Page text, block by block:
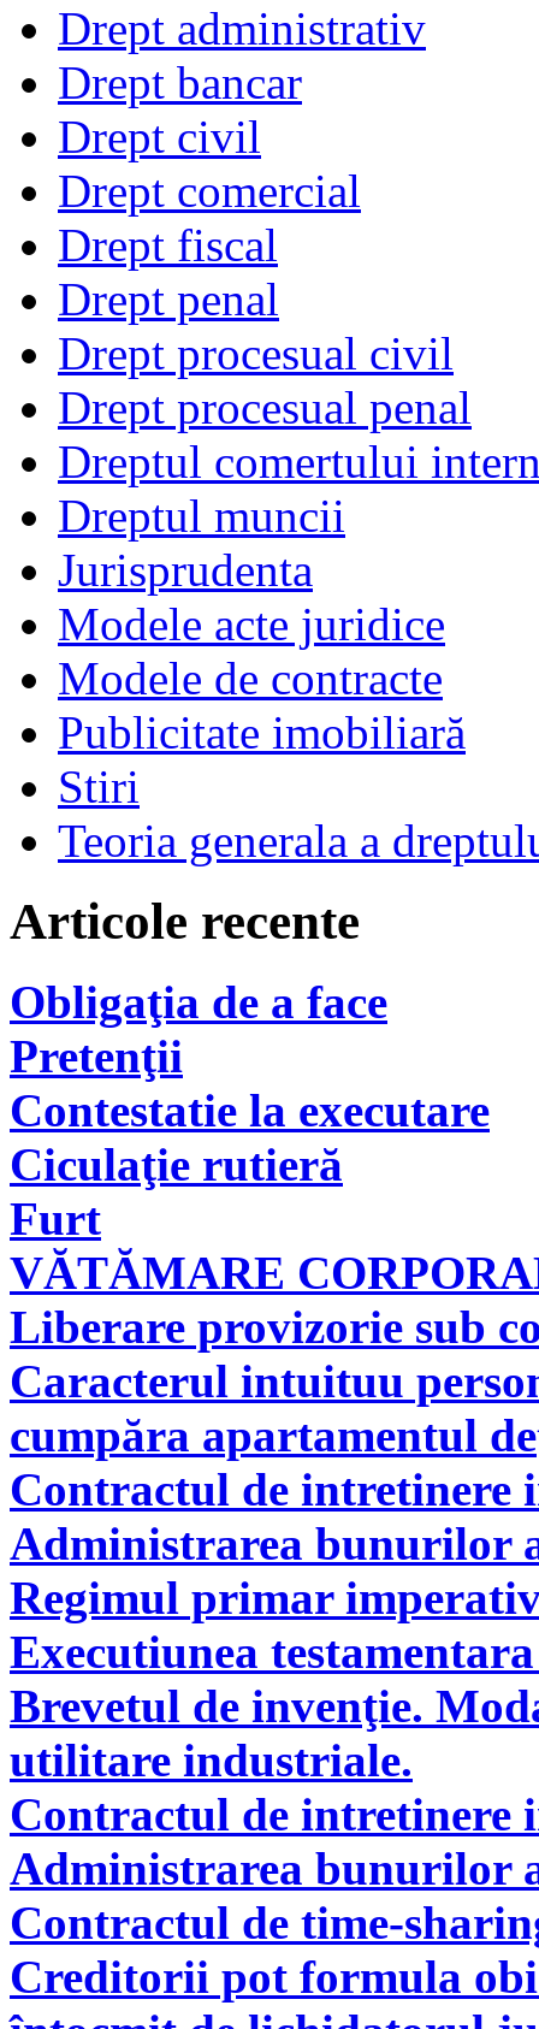
Drept administrativ
Drept bancar
Drept civil
Drept comercial
Drept fiscal
Drept penal
Drept procesual civil
Drept procesual penal
Dreptul comertului
Dreptul muncii
Jurisprudenta
Modele acte juridice
Modele de contracte
Publicitate imobiliară
Stiri
Teoria generala a
Articole recente
Obligaţia de a face
Pretenţii
Contestatie la executare
Ciculaţie rutieră
Furt
VĂTĂMARE
Liberare provizorie sub
Caracterul intuituu
cumpăra apartamentul
Contractul de intretinere
Administrarea bunurilor
Regimul primar
Executiunea
Brevetul de invenţie.
utilitare industriale.
Contractul de intretinere
Administrarea bunurilor
Contractul de time-
Creditorii pot formula